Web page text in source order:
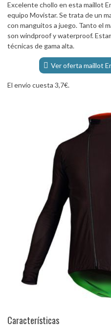
Excelente chollo en esta maillot
equipo Movistar. Se trata de un
con manguitos a juego. Tanto el
son windproof y waterproof.
técnicas de gama alta.
Ver oferta maillot
El envío cuesta 3,7€.
Características